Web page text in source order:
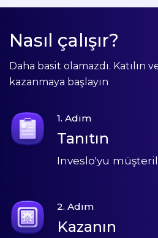
Nasıl çalışır?
Daha basit olamazdı. Katılın
kazanmaya başlayın
1. Adım
Tanıtın
Inveslo'yu
2. Adım
Kazanın